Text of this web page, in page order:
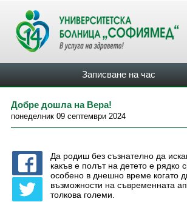
Записване на час
Добре дошла на Вера!
понеделник 09 септември 2024
Да родиш без съзнателно да
какъв е полът на детето е рядко
особено в днешно време когато
възможности на съвременната
толкова големи.